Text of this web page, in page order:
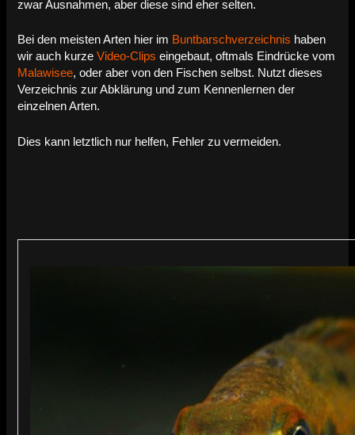
zwar Ausnahmen, aber diese sind eher selten.
Bei den meisten Arten hier im Buntbarschverzeichnis haben
wir auch kurzeVideo-Clips eingebaut, oftmals Eindrücke vom
Malawisee, oder aber von den Fischen selbst. Nutzt dieses
Verzeichnis zur Abklärung und zum Kennenlernen der
einzelnen Arten.
Dies kann letztlich nur helfen, Fehler zu vermeiden.